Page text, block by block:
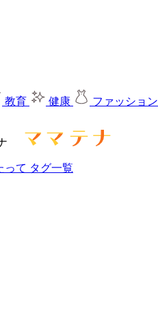
教育 健康 ファッション
って タグ一覧